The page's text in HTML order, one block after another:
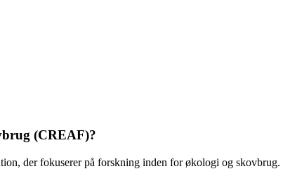
(CREAF)?
der fokuserer på forskning inden for økologi og skovbrug.